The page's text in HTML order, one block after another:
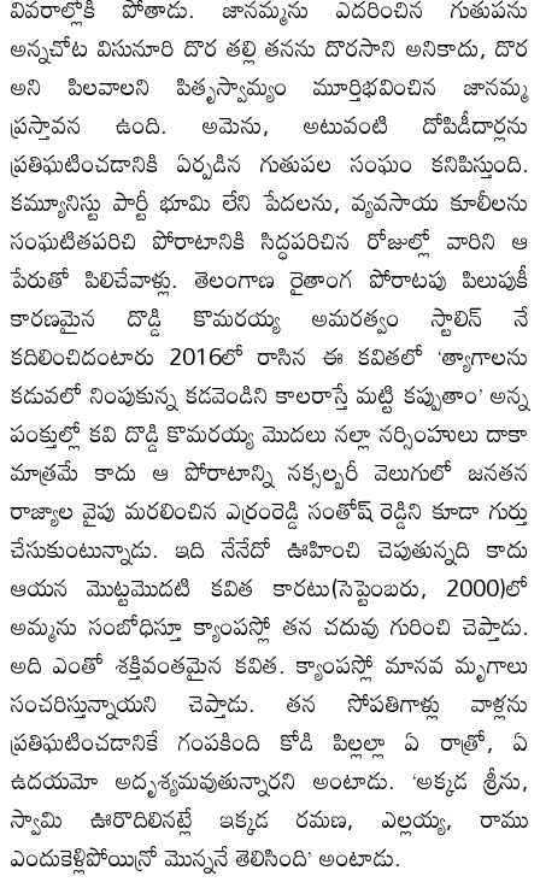
అన్నచోట విసునూరి దొర తల్లి తనను దొరసాని అనికాదు, దొర
అని పిలవాలని పితృస్వామ్యం మూర్తిభవించిన జానమ్మ
ప్రస్తావన ఉంది. అమెను, అటువంటి దోపిడీదార్లను
ప్రతిఘటించడానికి ఏర్పడిన గుతుపల సంఘం కనిపిస్తుంది.
కమ్యూనిస్టు పార్టీ భూమి లేని పేదలను, వ్యవసాయ కూలీలను
సంఘటితపరిచి పోరాటానికి సిద్ధపరిచిన రోజుల్లో వారిని ఆ
పేరుతో పిలిచేవాళ్లు. తెలంగాణ రైతాంగ పోరాటపు పిలుపుకీ
కారణమైన దొడ్డి కొమరయ్య అమరత్వం స్టాలిన్ నే
కదిలించిదంటారు 2016లో రాసిన ఈ కవితలో ‘త్యాగాలను
కడువలో నింపుకున్న కడవెండిని కాలరాస్తే మట్టి కప్పుతాం’ అన్న
పంక్తుల్లో కవి దొడ్డి కొమరయ్య మొదలు నల్లా నర్సింహులు దాకా
మాత్రమే కాదు ఆ పోరాటాన్ని నక్సల్బరీ వెలుగులో జనతన
రాజ్యాల వైపు మరలించిన ఎర్రంరెడ్డి సంతోష్ రెడ్డిని కూడా గుర్తు
చేసుకుంటున్నాడు. ఇది నేనేదో ఊహించి చెపుతున్నది కాదు
ఆయన మొట్టమొదటి కవిత కారటు(సెప్టెంబరు, 2000)లో
అమ్మను సంబోధిస్తూ క్యాంపస్లో తన చదువు గురించి చెప్తాడు.
అది ఎంతో శక్తివంతమైన కవిత. క్యాంపస్లో మానవ మృగాలు
సంచరిస్తున్నాయని చెప్తాడు. తన సోపతిగాళ్లు వాళ్లను
ప్రతిఘటించడానికే గంపకింది కోడి పిల్లల్లా ఏ రాత్రో, ఏ
ఉదయమో అదృశ్యమవుతున్నారని అంటాడు. ‘అక్కడ శ్రీను,
స్వామి ఊరొదిలినట్లే ఇక్కడ రమణ, ఎల్లయ్య, రాము
ఎందుకెళ్లిపోయిన్రో మొన్ననే తెలిసింది’ అంటాడు.